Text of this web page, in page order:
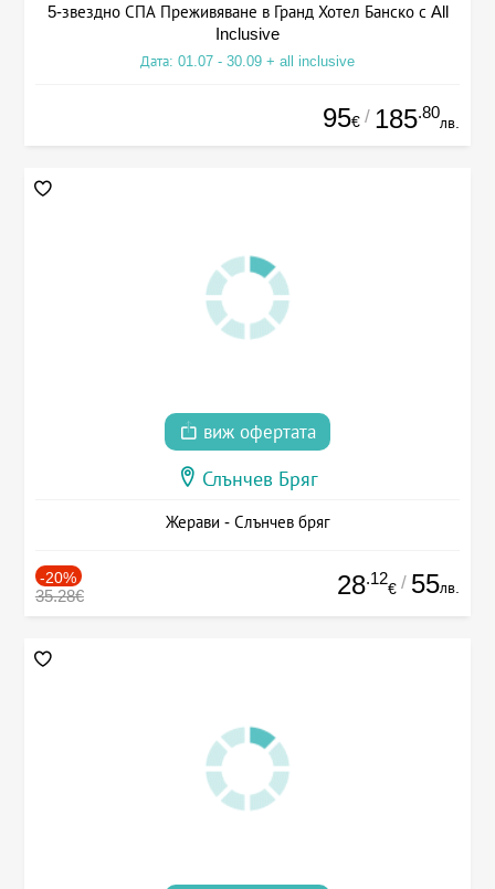
5-звездно СПА Преживяване в Гранд Хотел Банско с All
Inclusive
Дата: 01.07 - 30.09 + all inclusive
95€ / 185.80
лв.
виж офертата
Слънчев Бряг
Жерави - Слънчев бряг
-20%
35.28€ 28.12
€ / 55лв.